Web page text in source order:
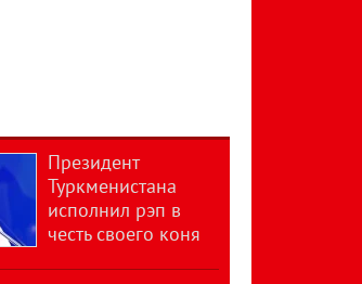
Президент
Туркменистана
исполнил рэп в
честь своего коня